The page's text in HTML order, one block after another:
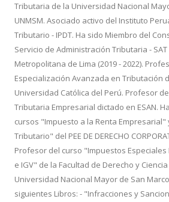
Tributaria de la Universidad Nacional
UNMSM. Asociado activo del Instituto
Tributario - IPDT. Ha sido Miembro del
Servicio de Administración Tributaria -
Metropolitana de Lima (2019 - 2022).
Especialización Avanzada en Tributación
Universidad Católica del Perú. Profesor
Tributaria Empresarial dictado en ESAN.
cursos "Impuesto a la Renta
Tributario" del PEE DE DERECHO
Profesor del curso "Impuestos Especiales
e IGV" de la Facultad de Derecho y
Universidad Nacional Mayor de San
siguientes Libros: - "Infracciones y